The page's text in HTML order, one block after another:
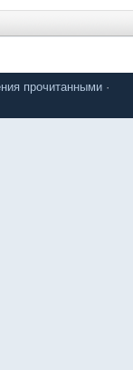
прочитанными ·